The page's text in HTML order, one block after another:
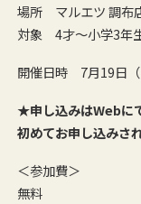
場所 マルエツ 調布
対象 4才～小学3年
開催日時 7月19日
★申し込みはWebに
初めてお申し込みさ
＜参加費＞
無料